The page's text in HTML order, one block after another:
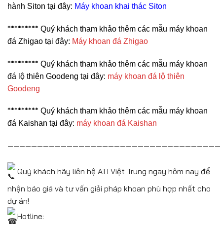
hành Siton tại đây: Máy khoan khai thác Siton
********* Quý khách tham khảo thêm các mẫu máy khoan
đá Zhigao tại đây: Máy khoan đá Zhigao
********* Quý khách tham khảo thêm các mẫu máy khoan
đá lộ thiên Goodeng tại đây: máy khoan đá lộ thiên
Goodeng
********* Quý khách tham khảo thêm các mẫu máy khoan
đá Kaishan tại đây: máy khoan đá Kaishan
Quý khách hãy liên hệ ATI Việt Trung ngay hôm nay để
nhận báo giá và tư vấn giải pháp khoan phù hợp nhất cho
dự án!
Hotline: